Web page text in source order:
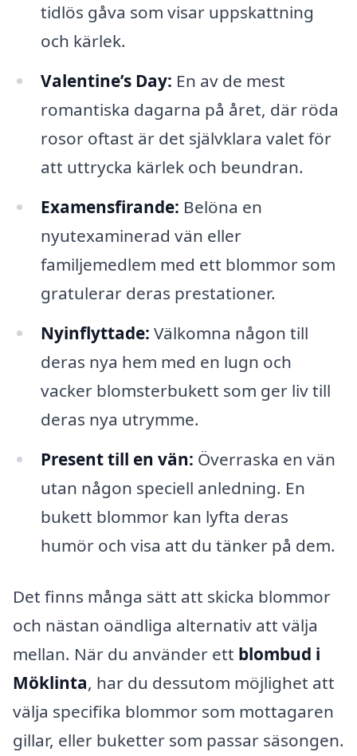
tidlös gåva som visar uppskattning
och kärlek.
Valentine’s Day: En av de mest
romantiska dagarna på året, där röda
rosor oftast är det självklara valet för
att uttrycka kärlek och beundran.
Examensfirande: Belöna en
nyutexaminerad vän eller
familjemedlem med ett blommor som
gratulerar deras prestationer.
Nyinflyttade: Välkomna någon till
deras nya hem med en lugn och
vacker blomsterbukett som ger liv till
deras nya utrymme.
Present till en vän: Överraska en vän
utan någon speciell anledning. En
bukett blommor kan lyfta deras
humör och visa att du tänker på dem.
Det finns många sätt att skicka blommor
och nästan oändliga alternativ att välja
mellan. När du använder ett blombud i
Möklinta, har du dessutom möjlighet att
välja specifika blommor som mottagaren
gillar, eller buketter som passar säsongen.